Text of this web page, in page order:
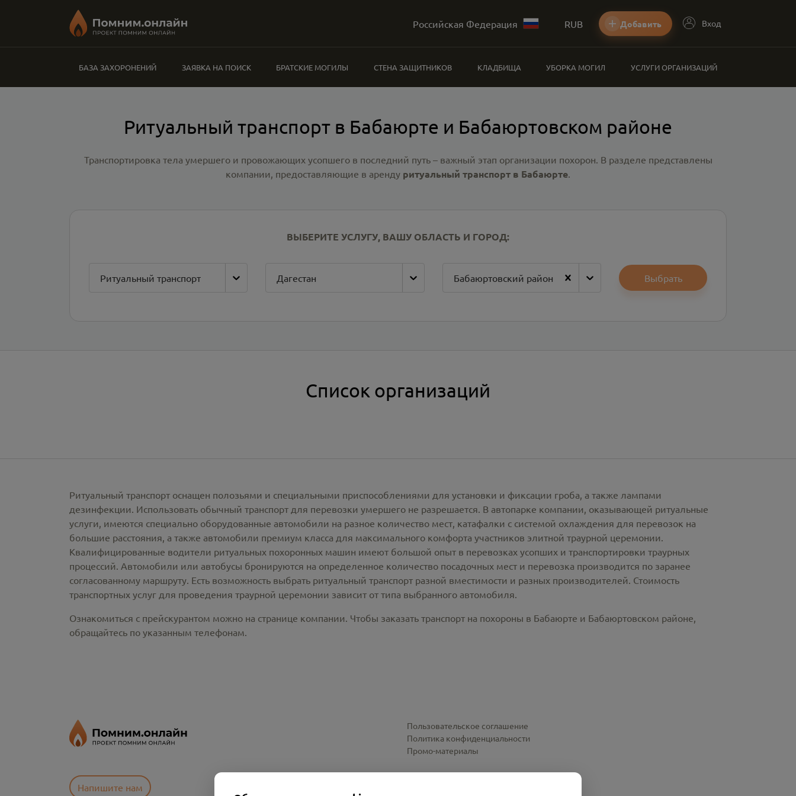
Российская Федерация RUB Добавить Вход
БАЗА ЗАХОРОНЕНИЙ ЗАЯВКА НА ПОИСК БРАТСКИЕ МОГИЛЫ СТЕНА ЗАЩИТНИКОВ КЛАДБИЩА УБОРКА МОГИЛ УСЛУГИ ОРГАНИЗАЦИЙ
Ритуальный транспорт в Бабаюрте и Бабаюртовском районе
Транспортировка тела умершего и провожающих усопшего в последний путь – важный этап организации похорон. В разделе представлены
компании, предоставляющие в аренду ритуальный транспорт в Бабаюрте.
ВЫБЕРИТЕ УСЛУГУ, ВАШУ ОБЛАСТЬ И ГОРОД:
Ритуальный транспорт Дагестан Бабаюртовский район Выбрать
Список организаций
Ритуальный транспорт оснащен полозьями и специальными приспособлениями для установки и фиксации гроба, а также лампами
дезинфекции. Использовать обычный транспорт для перевозки умершего не разрешается. В автопарке компании, оказывающей ритуальные
услуги, имеются специально оборудованные автомобили на разное количество мест, катафалки с системой охлаждения для перевозок на
большие расстояния, а также автомобили премиум класса для максимального комфорта участников элитной траурной церемонии.
Квалифицированные водители ритуальных похоронных машин имеют большой опыт в перевозках усопших и транспортировки траурных
процессий. Автомобили или автобусы бронируются на определенное количество посадочных мест и перевозка производится по заранее
согласованному маршруту. Есть возможность выбрать ритуальный транспорт разной вместимости и разных производителей. Стоимость
транспортных услуг для проведения траурной церемонии зависит от типа выбранного автомобиля.
Ознакомиться с прейскурантом можно на странице компании. Чтобы заказать транспорт на похороны в Бабаюрте и Бабаюртовском районе,
обращайтесь по указанным телефонам.
Напишите нам
Пользовательское соглашение
Политика конфиденциальности
Промо-материалы